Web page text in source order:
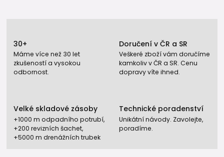
30+
Máme více než 30 let
zkušeností a vysokou
odbornost.
Doručení v ČR a SR
Veškeré zboží vám doručíme
kamkoliv v ČR a SR. Cenu
dopravy víte ihned.
Velké skladové zásoby
+1000 m odpadního potrubí,
+200 revizních šachet,
+5000 m drenážních trubek
Technické poradenství
Unikátní návody. Zavolejte,
poradíme.